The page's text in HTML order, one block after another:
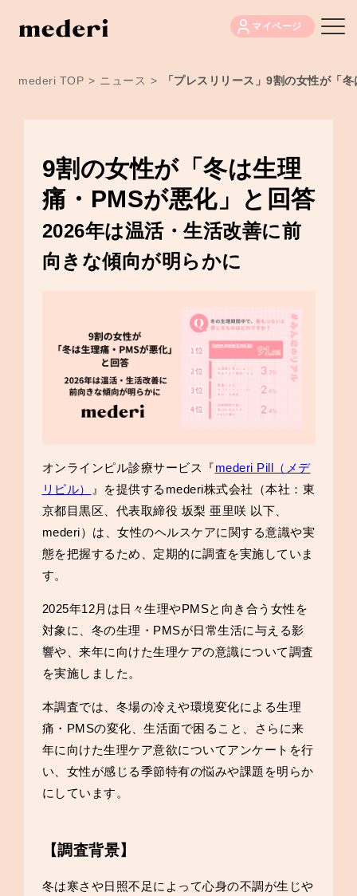
マイページ
mederi TOP > ニュース > 「プレスリリース」9割の女性が「
9割の女性が「冬は生理
痛・PMSが悪化」と回答
2026年は温活・生活改善に前
向きな傾向が明らかに
オンラインピル診療サービス『mederi Pill（メデ
リピル）
』を提供するmederi株式会社（本社：東
京都目黒区、代表取締役 坂梨 亜里咲 以下、
mederi）は、女性のヘルスケアに関する意識や実
態を把握するため、定期的に調査を実施していま
す。
2025年12月は日々生理やPMSと向き合う女性を
対象に、冬の生理・PMSが日常生活に与える影
響や、来年に向けた生理ケアの意識について調査
を実施しました。
本調査では、冬場の冷えや環境変化による生理
痛・PMSの変化、生活面で困ること、さらに来
年に向けた生理ケア意欲についてアンケートを行
い、女性が感じる季節特有の悩みや課題を明らか
にしています。
【調査背景】
冬は寒さや日照不足によって心身の不調が生じや